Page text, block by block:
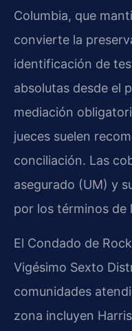
Columbia, que
convierte la
identificación de
absolutas desde el
mediación
jueces suelen
conciliación. Las
asegurado (UM) y
por los términos de
El Condado de
Vigésimo Sexto
comunidades
zona incluyen